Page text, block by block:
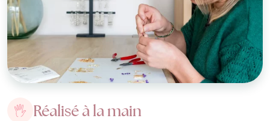
Réalisé à la main